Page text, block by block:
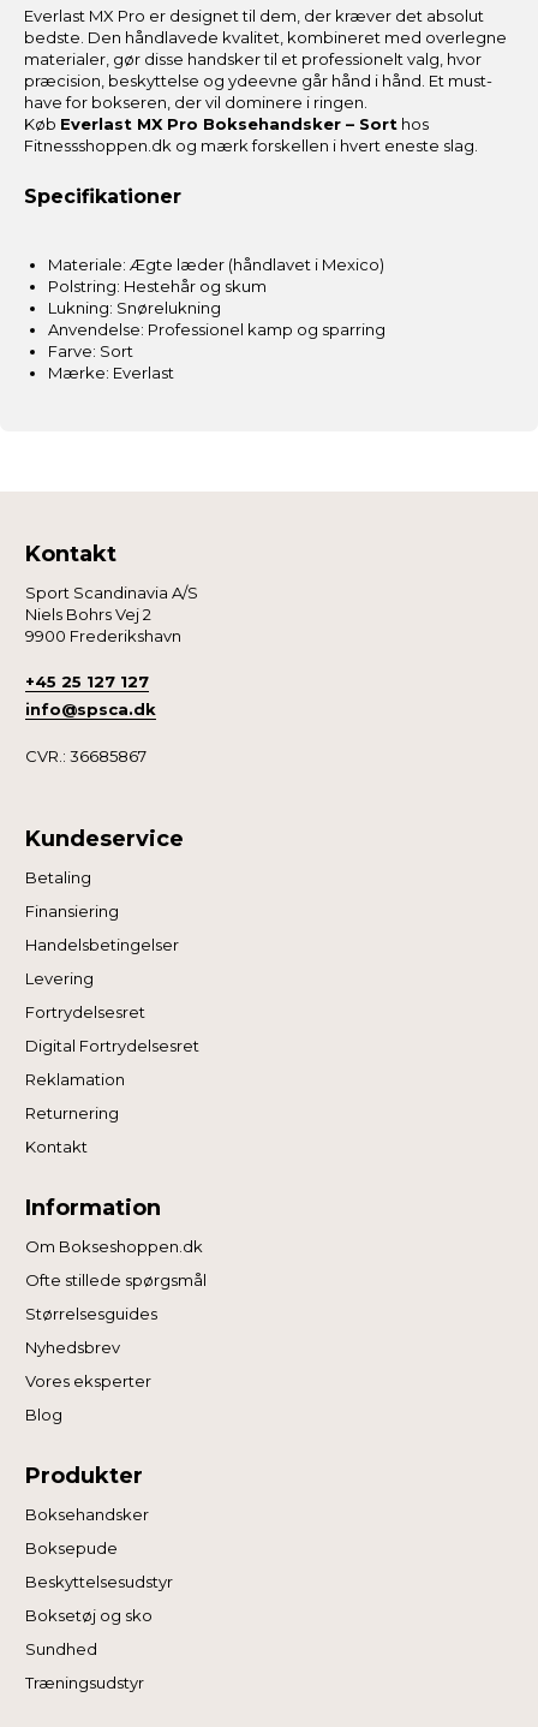
fitnessshoppen.dk.
Nogle er essentielle for, at denne hjemmeside fungerer;
andre hjælper os med at forstå, hvordan du bruger siden,
så vi kan forbedre den.
Vi anvender også første- og tredjepartsteknologier til
angivet, eller klik på “Tilpas” for at vælge, hvilke typer
cookies du vil acceptere.
Everlast MX Pro er designet til dem, der kræver det absolut
bedste. Den håndlavede kvalitet, kombineret med overlegne
materialer, gør disse handsker til et professionelt valg, hvor
præcision, beskyttelse og ydeevne går hånd i hånd. Et must-
have for bokseren, der vil dominere i ringen.
Køb Everlast MX Pro Boksehandsker – Sort hos
Fitnessshoppen.dk og mærk forskellen i hvert eneste slag.
Specifikationer
Materiale: Ægte læder (håndlavet i Mexico)
Polstring: Hestehår og skum
Lukning: Snørelukning
Anvendelse: Professionel kamp og sparring
Farve: Sort
Mærke: Everlast
Kontakt
Sport Scandinavia A/S
Niels Bohrs Vej 2
9900 Frederikshavn
+45 25 127 127
info@spsca.dk
CVR.: 36685867
Kundeservice
Betaling
Finansiering
Handelsbetingelser
Levering
Fortrydelsesret
Digital Fortrydelsesret
Reklamation
Returnering
Kontakt
Information
Om Bokseshoppen.dk
Ofte stillede spørgsmål
Størrelsesguides
Nyhedsbrev
Vores eksperter
Blog
Produkter
Boksehandsker
Boksepude
Beskyttelsesudstyr
Boksetøj og sko
Sundhed
Træningsudstyr